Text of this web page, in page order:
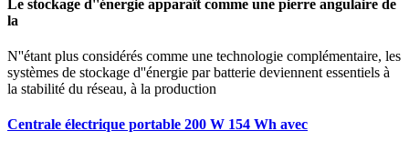
Le stockage d''énergie apparaît comme une pierre angulaire de
la
N''étant plus considérés comme une technologie complémentaire, les
systèmes de stockage d''énergie par batterie deviennent essentiels à
la stabilité du réseau, à la production
Centrale électrique portable 200 W 154 Wh avec